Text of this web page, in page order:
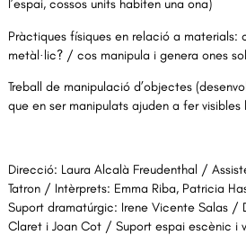
l’espai, cossos units habiten una ona)
Pràctiques físiques en relació a materials:
metàl·lic? / cos manipula i genera ones
Treball de manipulació d’objectes
que en ser manipulats ajuden a fer visibles
Direcció: Laura Alcalà Freudenthal /
Tatron / Intèrprets: Emma Riba, Patricia
Suport dramatúrgic: Irene Vicente Salas /
Claret i Joan Cot / Suport espai escènic i